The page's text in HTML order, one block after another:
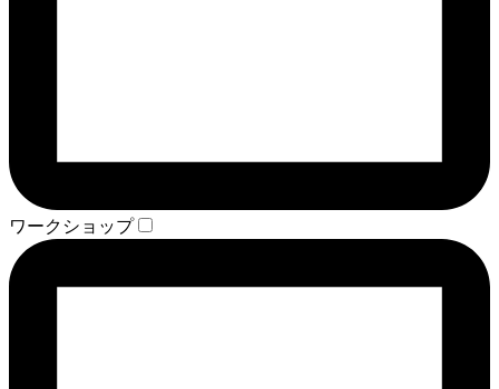
ワークショップ